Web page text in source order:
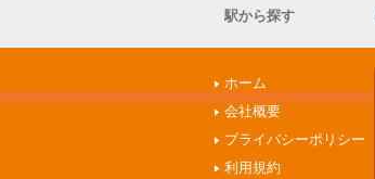
駅から探す
ホーム
会社概要
プライバシーポリシー
利用規約